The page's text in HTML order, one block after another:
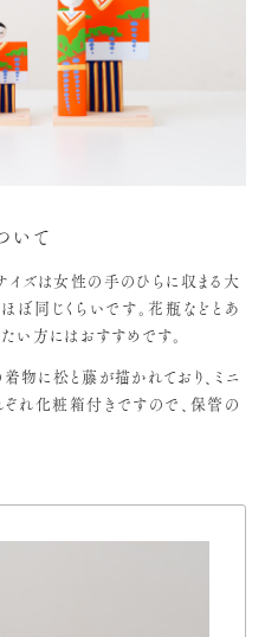
いて
イズは女性の手のひらに収まる大
ぼ同じくらいです。花瓶などとあ
い方にはおすすめです。
物に松と藤が描かれており、ミニ
ぞれ化粧箱付きですので、保管の